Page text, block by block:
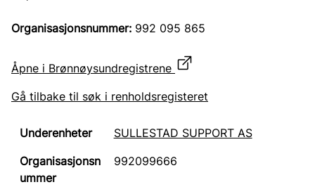
Organisasjonsnummer: 992 095 865
Åpne i Brønnøysundregistrene
Gå tilbake til søk i renholdsregisteret
SULLESTAD SUPPORT AS
992099666